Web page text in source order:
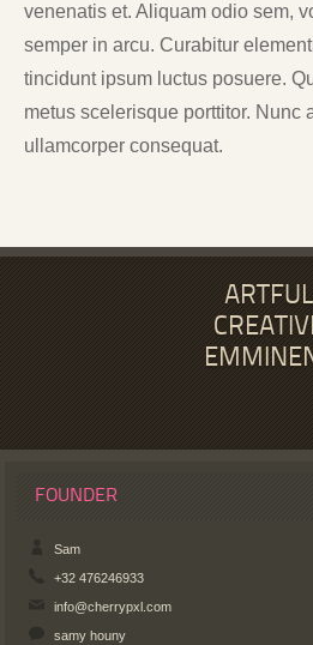
venenatis et. Aliquam odio sem,
semper in arcu. Curabitur
tincidunt ipsum luctus posuere.
metus scelerisque porttitor. Nunc
ullamcorper consequat.
ARTFUL
FOUNDER
Sam
+32 476246933
info@cherrypxl.com
samy houny